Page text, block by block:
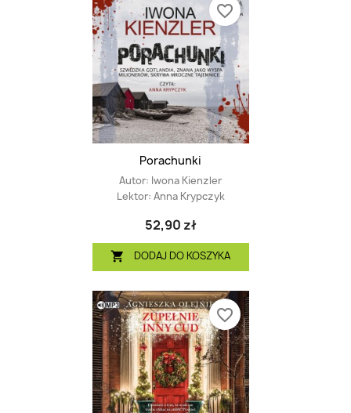
Porachunki
Autor: Iwona Kienzler
Lektor: Anna Krypczyk
52,90 zł
 DODAJ DO KOSZYKA
favorite_border
favorite_border